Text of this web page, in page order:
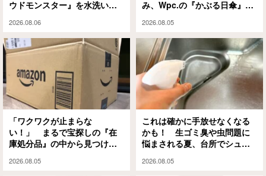
ウドモンスター』を水洗いと
と…
2026.08.06
み、Wpc.の『かぶる日傘』が
2026.08.05
「ワクワクが止まらな
い！」 まるで宝探しの『在
庫処分品』の中から見つけた
2026.08.05
これは確かに手放せなくなる
かも！ 生ゴミ臭や虫問題に
悩まされる夏、台所でシュッ
2026.08.05